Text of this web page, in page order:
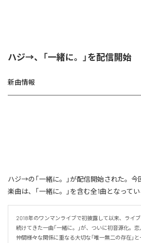
ハジ→、「一緒に。」を配信開始
新曲情報
ハジ→の「一緒に。」が配信開始された。
楽曲は、「一緒に。」を含む全1曲となってい
2018年のワンマンライブで初披露して以来、ライ
続けてきた一曲「一緒に。」が、ついに初音源化。
仲間――様々な関係に重なる大切な「唯一無二の存在」